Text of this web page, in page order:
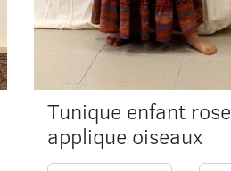
Tunique enfant rose
applique oiseaux